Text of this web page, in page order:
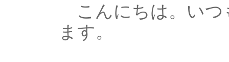
こんにちは。いつ
ます。